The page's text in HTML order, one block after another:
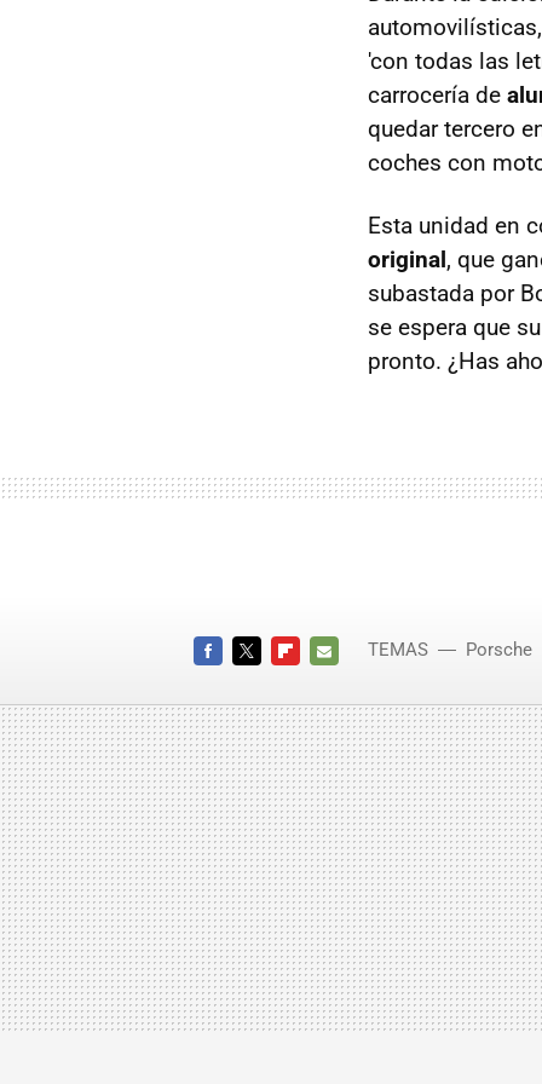
'con todas las
carrocería de
quedar tercero
coches con
Esta unidad en
original, que
subastada por
se espera que
pronto. ¿Has
MAIL
TEMAS Porsche